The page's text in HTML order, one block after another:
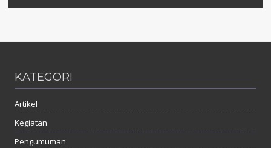
KATEGORI
Artikel
Kegiatan
Pengumuman